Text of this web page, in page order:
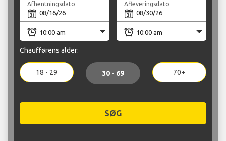
Afhentningsdato Afleveringsdato
Chaufførens alder:
18 - 29 30 - 69 70+
SØG